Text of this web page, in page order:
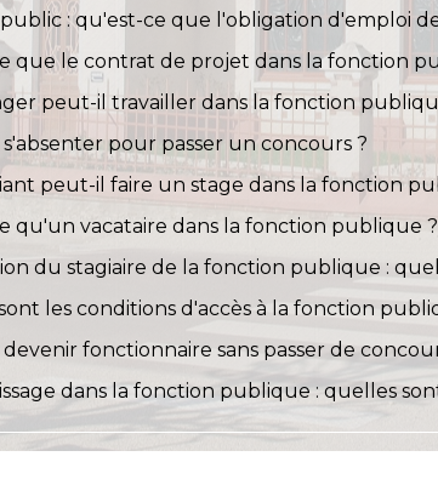
: qu'est-ce que l'obligation d'emploi
que le contrat de projet dans la fonction
peut-il travailler dans la fonction
pour passer un concours ?
peut-il faire un stage dans la fonction
qu'un vacataire dans la fonction publique ?
du stagiaire de la fonction publique :
les conditions d'accès à la fonction
fonctionnaire sans passer de
dans la fonction publique : quelles